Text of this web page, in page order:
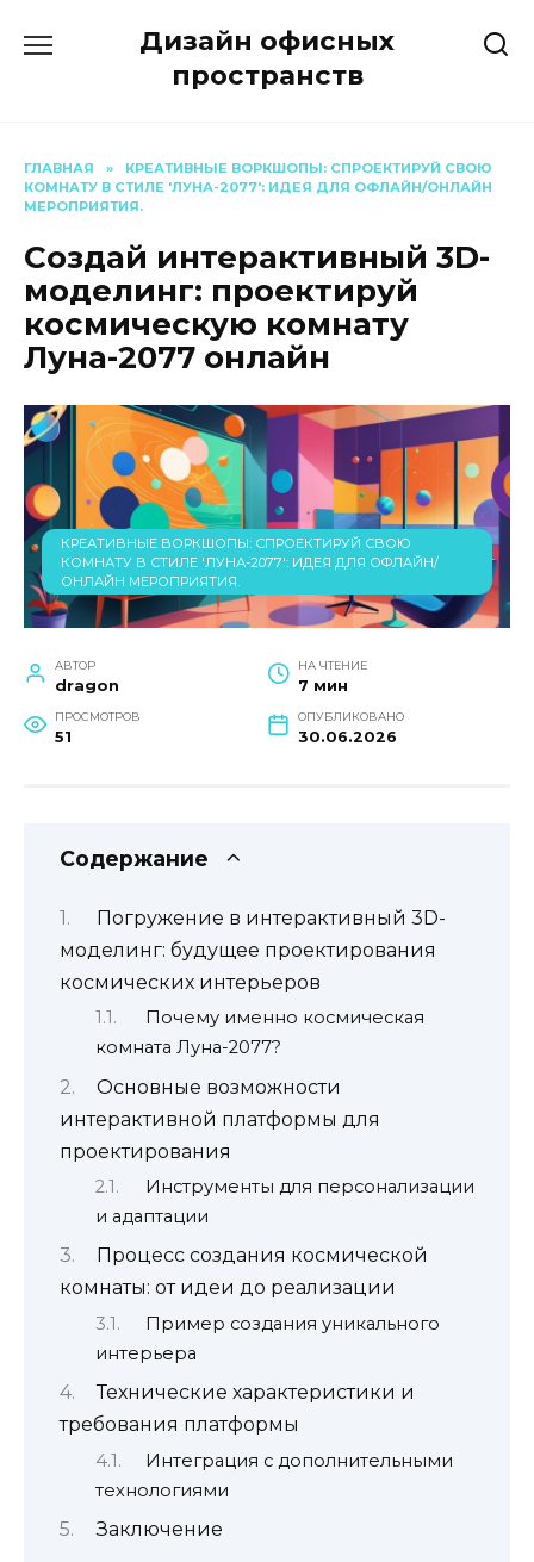
Дизайн офисных
пространств
ГЛАВНАЯ »
КРЕАТИВНЫЕ ВОРКШОПЫ: СПРОЕКТИРУЙ СВОЮ
КОМНАТУ В СТИЛЕ 'ЛУНА-2077': ИДЕЯ ДЛЯ ОФЛАЙН/ОНЛАЙН
МЕРОПРИЯТИЯ.
Создай интерактивный 3D-
моделинг: проектируй
космическую комнату
Луна-2077 онлайн
КРЕАТИВНЫЕ ВОРКШОПЫ: СПРОЕКТИРУЙ СВОЮ
КОМНАТУ В СТИЛЕ 'ЛУНА-2077': ИДЕЯ ДЛЯ ОФЛАЙН/
ОНЛАЙН МЕРОПРИЯТИЯ.
АВТОР
dragon
НА ЧТЕНИЕ
7 мин
ПРОСМОТРОВ
51
ОПУБЛИКОВАНО
30.06.2026
Содержание
Погружение в интерактивный 3D-
моделинг: будущее проектирования
космических интерьеров
Почему именно космическая
комната Луна-2077?
Основные возможности
интерактивной платформы для
проектирования
Инструменты для персонализации
и адаптации
Процесс создания космической
комнаты: от идеи до реализации
Пример создания уникального
интерьера
Технические характеристики и
требования платформы
Интеграция с дополнительными
технологиями
Заключение